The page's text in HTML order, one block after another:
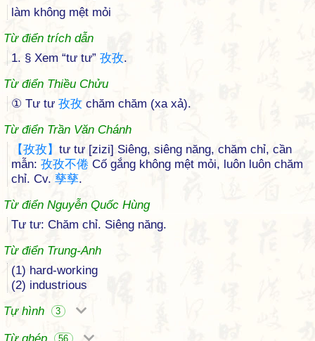
làm không mệt mỏi
Từ điển trích dẫn
1. § Xem “tư tư” 孜孜.
Từ điển Thiều Chửu
① Tư tư 孜孜 chăm chăm (xa xả).
Từ điển Trần Văn Chánh
【孜孜】 tư tư [zizi] Siêng, siêng năng, chăm chỉ, cần
mẫn: 孜孜不倦 Cố gắng không mệt mỏi, luôn luôn chăm
chỉ. Cv. 孳孳.
Từ điển Nguyễn Quốc Hùng
Tư tư: Chăm chỉ. Siêng năng.
Từ điển Trung-Anh
(1) hard-working
(2) industrious
Tự hình
3
56